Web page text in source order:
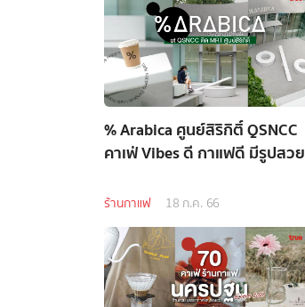
% Arabica ศูนย์สิริกิติ์ QSNCC
คาเฟ่ Vibes ดี กาแฟดี มีรูปสวย
ร้านกาแฟ 18 ก.ค. 66